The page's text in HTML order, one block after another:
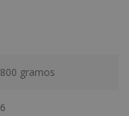
800 gramos
6